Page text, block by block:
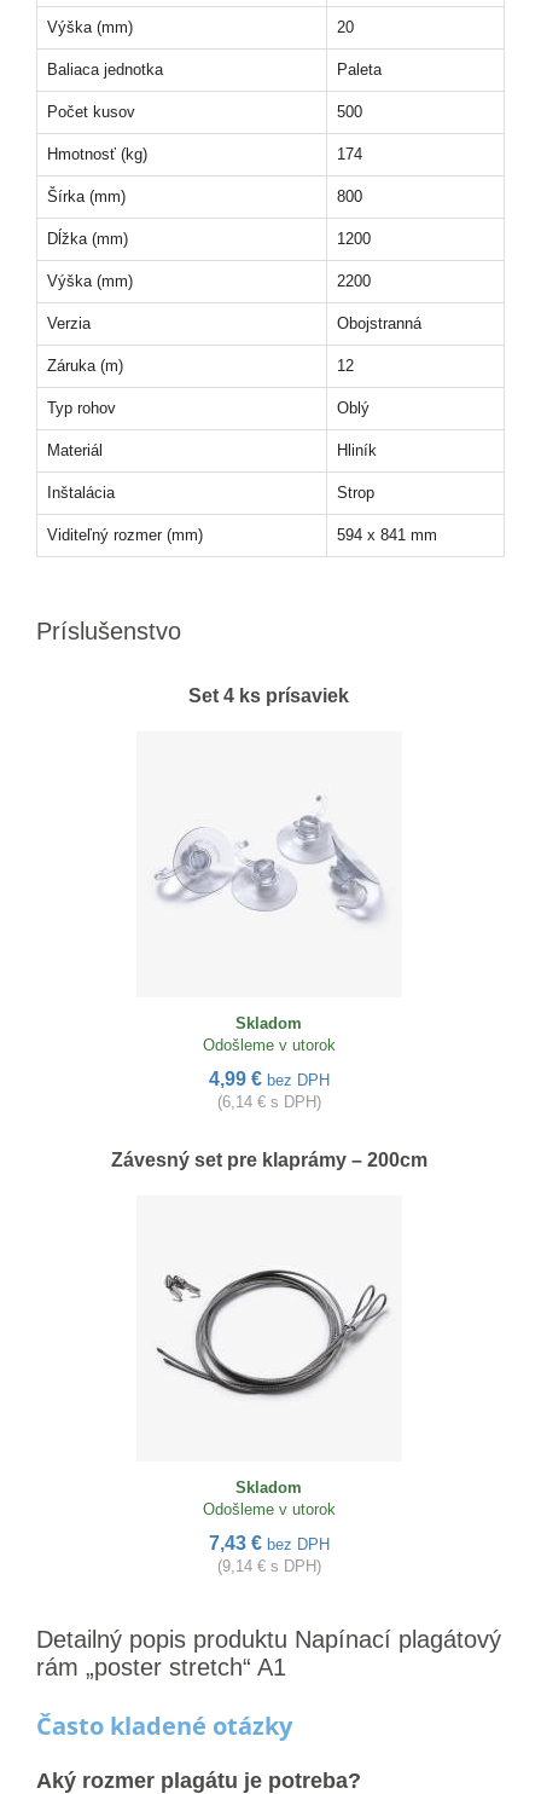
Výška (mm) 20
Baliaca jednotka Paleta
Počet kusov 500
Hmotnosť (kg) 174
Šírka (mm) 800
Dĺžka (mm) 1200
Výška (mm) 2200
Verzia Obojstranná
Záruka (m) 12
Typ rohov Oblý
Materiál Hliník
Inštalácia Strop
Viditeľný rozmer (mm) 594 x 841 mm
Príslušenstvo
Set 4 ks prísaviek
Skladom
Odošleme v utorok
4,99 € bez DPH
(6,14 € s DPH)
Závesný set pre klaprámy – 200cm
Skladom
Odošleme v utorok
7,43 € bez DPH
(9,14 € s DPH)
Detailný popis produktu Napínací plagátový
rám „poster stretch“ A1
Často kladené otázky
Aký rozmer plagátu je potreba?